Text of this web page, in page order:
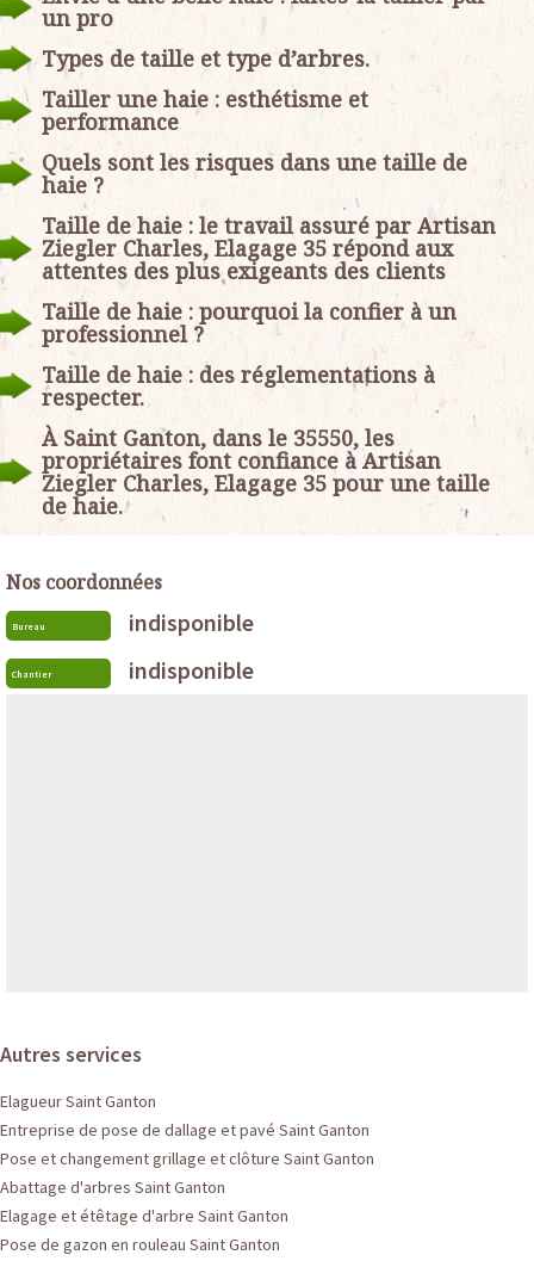
un pro
Types de taille et type d’arbres.
Tailler une haie : esthétisme et
performance
Quels sont les risques dans une taille de
haie ?
Taille de haie : le travail assuré par Artisan
Ziegler Charles, Elagage 35 répond aux
attentes des plus exigeants des clients
Taille de haie : pourquoi la confier à un
professionnel ?
Taille de haie : des réglementations à
respecter.
À Saint Ganton, dans le 35550, les
propriétaires font confiance à Artisan
Ziegler Charles, Elagage 35 pour une taille
de haie.
Nos coordonnées
Bureau indisponible
Chantier indisponible
Autres services
Elagueur Saint Ganton
Entreprise de pose de dallage et pavé Saint Ganton
Pose et changement grillage et clôture Saint Ganton
Abattage d'arbres Saint Ganton
Elagage et étêtage d'arbre Saint Ganton
Pose de gazon en rouleau Saint Ganton